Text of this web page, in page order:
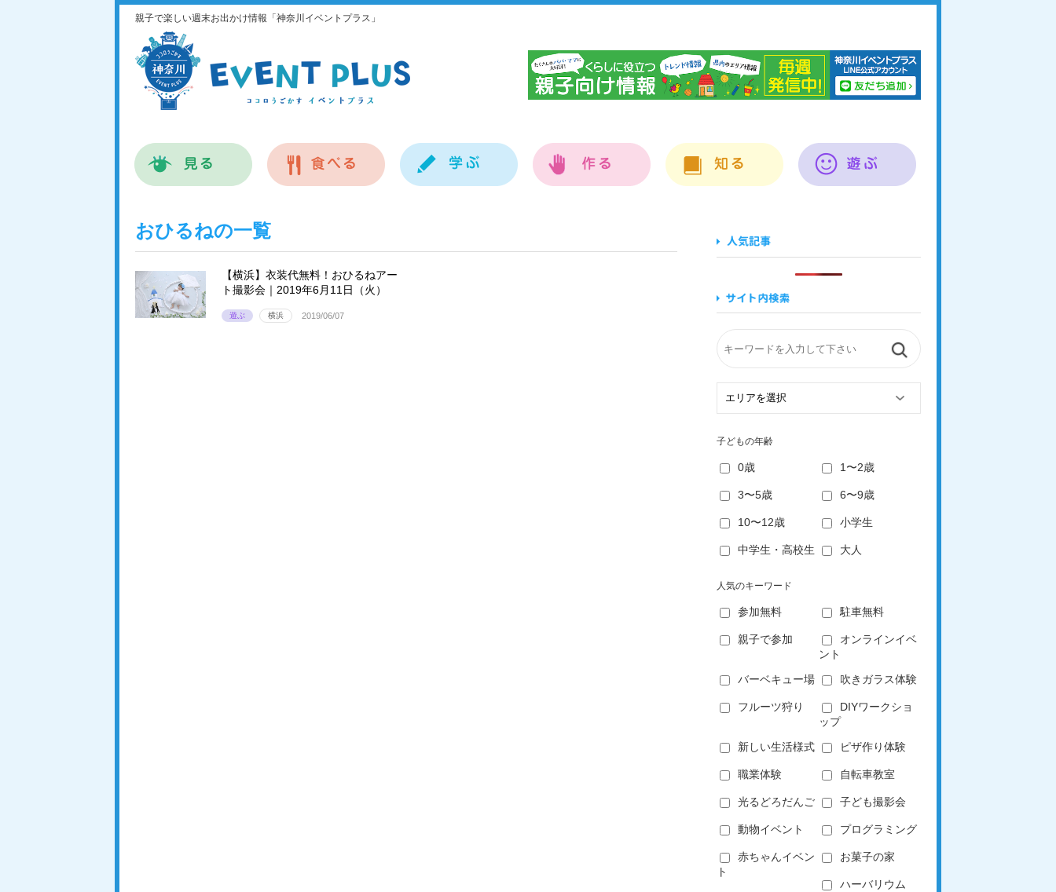
親子で楽しい週末お出かけ情報「神奈川イベントプラス」
おひるねの一覧
【横浜】衣装代無料！おひるねアー
ト撮影会｜2019年6月11日（火）
遊ぶ 横浜 2019/06/07
子どもの年齢
0歳 1〜2歳
3〜5歳 6〜9歳
10〜12歳 小学生
中学生・高校生 大人
人気のキーワード
参加無料 駐車無料
親子で参加
オンラインイベ
ント
バーベキュー場 吹きガラス体験
フルーツ狩り
DIYワークショ
ップ
新しい生活様式 ピザ作り体験
職業体験 自転車教室
光るどろだんご 子ども撮影会
動物イベント プログラミング
赤ちゃんイベン
ト
お菓子の家
ハーバリウム